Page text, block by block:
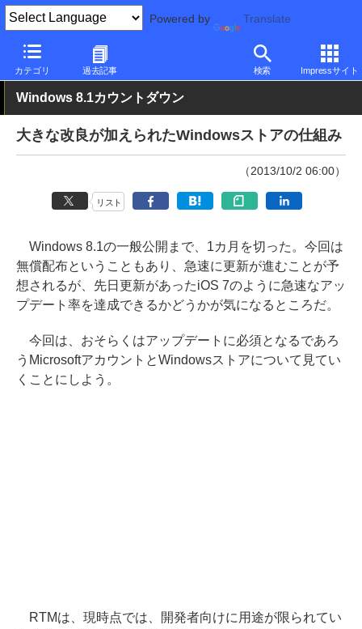
Powered by Translate
カテゴリ 過去記事 検索 Impressサイト
PC Watch ソフトウェア/アプリ その他
Windows 8.1カウントダウン
大きな改良が加えられたWindowsストアの仕組み
（2013/10/2 06:00）
リスト
Windows 8.1の一般公開まで、1カ月を切った。今回は
無償配布ということもあり、急速に更新が進むことが予
想されるが、先日更新があったiOS 7のように急速なアッ
プデート率を達成できるかどうかが気になるところだ。
今回は、おそらくはアップデートに必須となるであろ
うMicrosoftアカウントとWindowsストアについて見てい
くことにしよう。
RTMは、現時点では、開発者向けに用途が限られてい